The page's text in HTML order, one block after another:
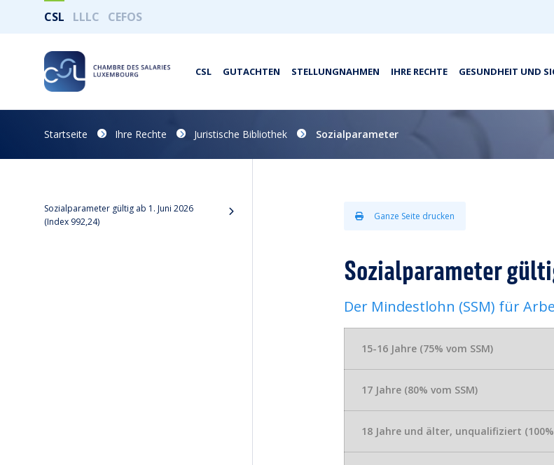
CSL LLLC CEFOS
CSL GUTACHTEN STELLUNGNAHMEN IHRE RECHTE GESUNDHEIT UND
Startseite Ihre Rechte Juristische Bibliothek Sozialparameter
Sozialparameter gültig ab 1. Juni 2026
(Index 992,24)
Ganze Seite drucken
Sozialparameter
Der Mindestlohn (SSM) für
15-16 Jahre (75% vom SSM)
17 Jahre (80% vom SSM)
18 Jahre und älter, unqualifiziert (100%